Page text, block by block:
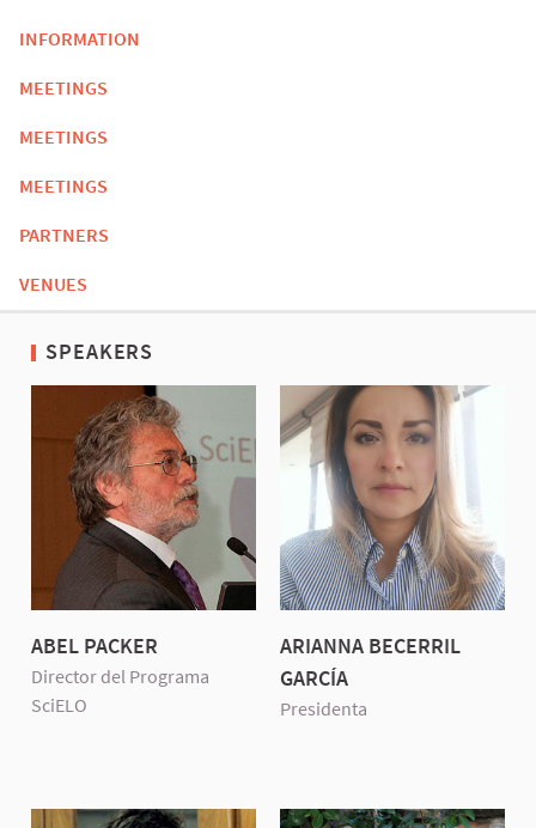
INFORMATION
MEETINGS
MEETINGS
MEETINGS
PARTNERS
VENUES
SPEAKERS
ABEL PACKER
Director del Programa
SciELO
ARIANNA BECERRIL
GARCÍA
Presidenta